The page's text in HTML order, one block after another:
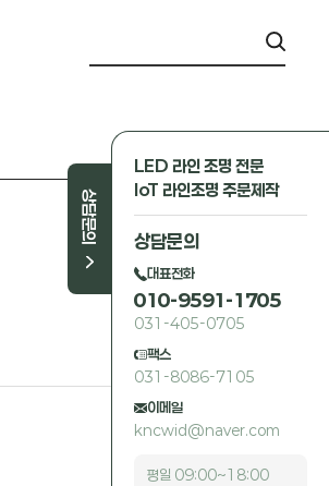
상담문의
LED 라인 조명 전문
IoT 라인조명 주문제작
상담문의
대표전화
010-9591-1705
031-405-0705
팩스
031-8086-7105
이메일
kncwid@naver.com
평일 09:00~18:00